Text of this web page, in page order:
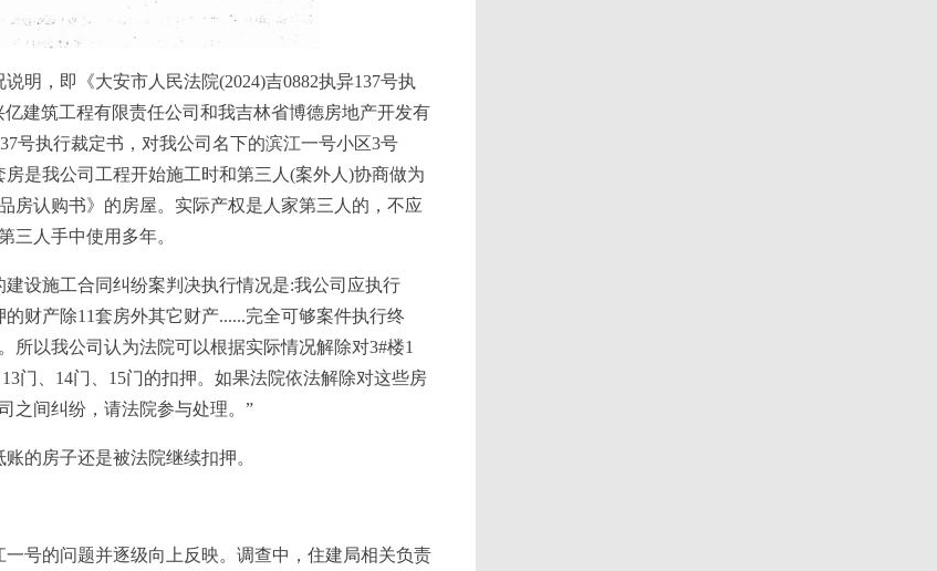
明，即《大安市人民法院(2024)吉0882执异137号执
建筑工程有限责任公司和我吉林省博德房地产开发有
号执行裁定书，对我公司名下的滨江一号小区3号
是我公司工程开始施工时和第三人(案外人)协商做为
房认购书》的房屋。实际产权是人家第三人的，不应
三人手中使用多年。
设施工合同纠纷案判决执行情况是:我公司应执行
财产除11套房外其它财产......完全可够案件执行终
所以我公司认为法院可以根据实际情况解除对3#楼1
门、14门、15门的扣押。如果法院依法解除对这些房
之间纠纷，请法院参与处理。”
的房子还是被法院继续扣押。
号的问题并逐级向上反映。调查中，住建局相关负责